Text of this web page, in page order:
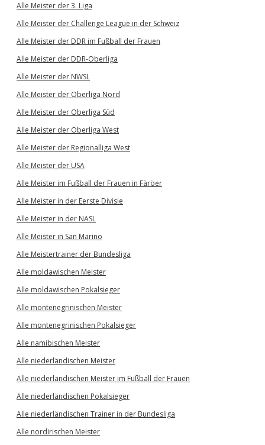
Alle Meister der 3. Liga
Alle Meister der Challenge League in der Schweiz
Alle Meister der DDR im Fußball der Frauen
Alle Meister der DDR-Oberliga
Alle Meister der NWSL
Alle Meister der Oberliga Nord
Alle Meister der Oberliga Süd
Alle Meister der Oberliga West
Alle Meister der Regionalliga West
Alle Meister der USA
Alle Meister im Fußball der Frauen in Färöer
Alle Meister in der Eerste Divisie
Alle Meister in der NASL
Alle Meister in San Marino
Alle Meistertrainer der Bundesliga
Alle moldawischen Meister
Alle moldawischen Pokalsieger
Alle montenegrinischen Meister
Alle montenegrinischen Pokalsieger
Alle namibischen Meister
Alle niederländischen Meister
Alle niederländischen Meister im Fußball der Frauen
Alle niederländischen Pokalsieger
Alle niederländischen Trainer in der Bundesliga
Alle nordirischen Meister